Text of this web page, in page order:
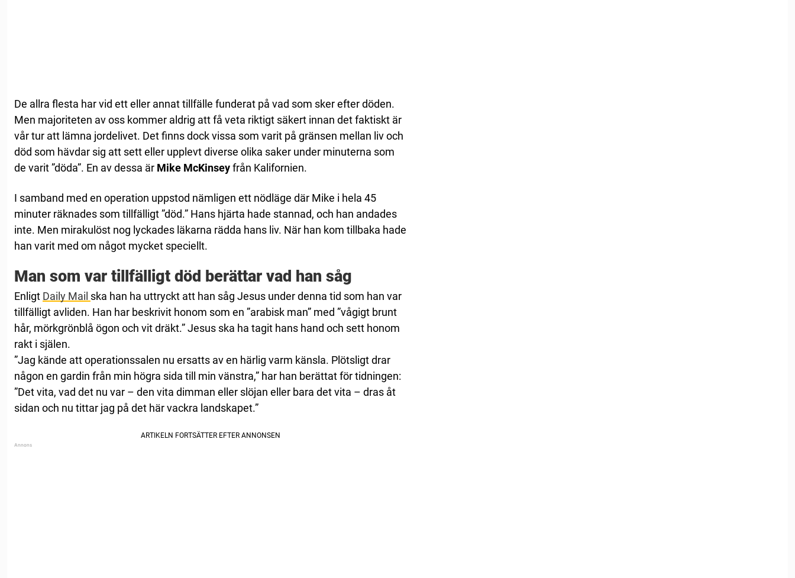
De allra flesta har vid ett eller annat tillfälle funderat på vad som sker efter döden.
Men majoriteten av oss kommer aldrig att få veta riktigt säkert innan det faktiskt är
vår tur att lämna jordelivet. Det finns dock vissa som varit på gränsen mellan liv och
död som hävdar sig att sett eller upplevt diverse olika saker under minuterna som
de varit ”döda”. En av dessa är Mike McKinseyfrån Kalifornien.
I samband med en operation uppstod nämligen ett nödläge där Mike i hela 45
minuter räknades som tillfälligt ”död.” Hans hjärta hade stannad, och han andades
inte. Men mirakulöst nog lyckades läkarna rädda hans liv. När han kom tillbaka hade
han varit med om något mycket speciellt.
Man som var tillfälligt död berättar vad han såg
Enligt Daily Mail ska han ha uttryckt att han såg Jesus under denna tid som han var
tillfälligt avliden. Han har beskrivit honom som en ”arabisk man” med ”vågigt brunt
hår, mörkgrönblå ögon och vit dräkt.” Jesus ska ha tagit hans hand och sett honom
rakt i själen.
”Jag kände att operationssalen nu ersatts av en härlig varm känsla. Plötsligt drar
någon en gardin från min högra sida till min vänstra,” har han berättat för tidningen:
”Det vita, vad det nu var – den vita dimman eller slöjan eller bara det vita – dras åt
sidan och nu tittar jag på det här vackra landskapet.”